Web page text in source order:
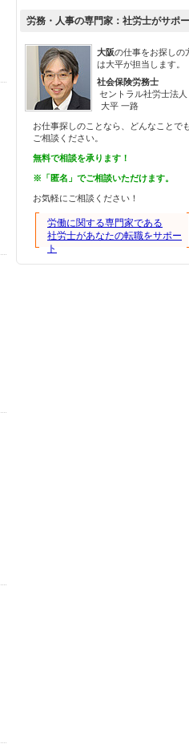
労務・人事の専門家：社労士がサポ
大阪の仕事をお探しの
は大平が担当します。
社会保険労務士
セントラル社労士法人
大平 一路
お仕事探しのことなら、どんなことで
ご相談ください。
無料で相談を承ります！
※「匿名」でご相談いただけます。
お気軽にご相談ください！
労働に関する専門家である
社労士があなたの転職をサポー
ト